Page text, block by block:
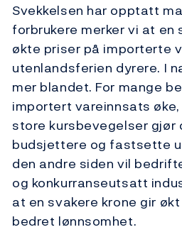
Svekkelsen har opptatt
forbrukere merker vi at en
økte priser på importerte
utenlandsferien dyrere. I
mer blandet. For mange
importert vareinnsats
store kursbevegelser gjør
budsjettere og fastsette
den andre siden vil
og konkurranseutsatt
at en svakere krone gir
bedret lønnsomhet.